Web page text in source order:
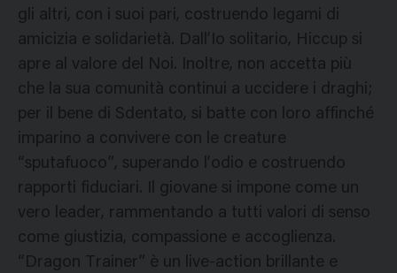
gli altri, con i suoi pari, costruendo legami di
amicizia e solidarietà. Dall’Io solitario, Hiccup si
apre al valore del Noi. Inoltre, non accetta più
che la sua comunità continui a uccidere i draghi;
per il bene di Sdentato, si batte con loro affinché
imparino a convivere con le creature
“sputafuoco”, superando l’odio e costruendo
rapporti fiduciari. Il giovane si impone come un
vero leader, rammentando a tutti valori di senso
come giustizia, compassione e accoglienza.
“Dragon Trainer” è un live-action brillante e